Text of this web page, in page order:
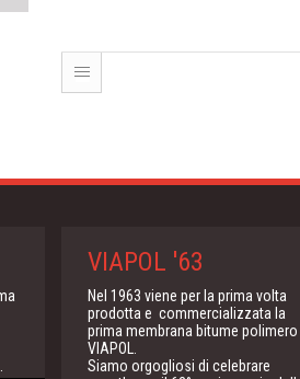
VIAPOL '63
Nel 1963 viene per la prima volta
prodotta e commercializzata la
prima membrana bitume polimero
VIAPOL.
Siamo orgogliosi di celebrare